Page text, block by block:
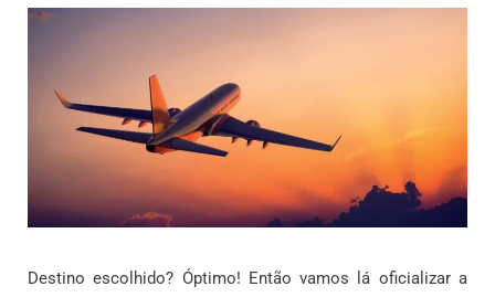
Destino escolhido? Óptimo! Então vamos lá oficializar a